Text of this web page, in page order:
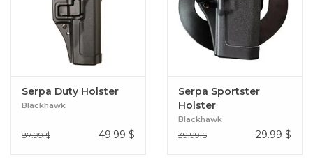
Serpa Duty Holster
Blackhawk
87.99 $ 49.99 $
Serpa Sportster
Holster
Blackhawk
39.99 $ 29.99 $